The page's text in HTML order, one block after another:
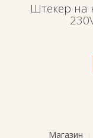
Штекер на
Магазин